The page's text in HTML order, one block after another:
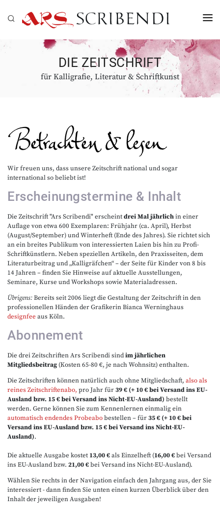
ZEITSCHRIFT
AUSSTELLUNGEN
MITGLIEDSCHAFT
INFO
DIE ZEITSCHRIFT
für Kalligrafie, Literatur & Schriftkunst
Wir freuen uns, dass unsere Zeitschrift national und sogar
international so beliebt ist!
Erscheinungstermine & Inhalt
Die Zeitschrift "Ars Scribendi" erscheintdrei Mal jährlichin einer
Auflage von etwa 600 Exemplaren: Frühjahr (ca. April), Herbst
(August/September) und Winterheft (Ende des Jahres). Sie richtet sich
an ein breites Publikum von interessierten Laien bis hin zu Profi-
Schriftkünstlern. Neben speziellen Artikeln, den Praxisseiten, dem
Literaturbeitrag und „Kalligräfchen“ – der Seite für Kinder von 8 bis
14 Jahren – finden Sie Hinweise auf aktuelle Ausstellungen,
Seminare, Kurse und Workshops sowie Materialadressen.
Übrigens:Bereits seit 2006 liegt die Gestaltung der Zeitschrift in den
professionellen Händen der Grafikerin Bianca Werninghaus
designfee aus Köln.
Abonnement
Die drei Zeitschriften Ars Scribendi sindim jährlichen
Mitgliedsbeitrag (Kosten 65-80 €, je nach Wohnsitz) enthalten.
Die Zeitschriften können natürlich auch ohne Mitgliedschaft, also als
reines Zeitschriftenabo, pro Jahr für39 € (+ 10 € bei Versand ins EU-
Ausland bzw. 15 € bei Versand ins Nicht-EU-Ausland) bestellt
werden. Gerne können Sie zum Kennenlernen einmalig ein
automatisch endendes Probeabobestellen – für35 € (+ 10 € bei
Versand ins EU-Ausland bzw. 15 € bei Versand ins Nicht-EU-
Ausland).
Die aktuelle Ausgabe kostet 13,00 €als Einzelheft (16,00 €bei Versand
ins EU-Ausland bzw. 21,00 €bei Versand ins Nicht-EU-Ausland).
Wählen Sie rechts in der Navigation einfach den Jahrgang aus, der Sie
interessiert - dann finden Sie unten einen kurzen Überblick über den
Inhalt der jeweiligen Ausgaben!